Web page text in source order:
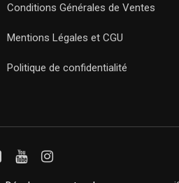
Conditions Générales de Ventes
Mentions Légales et CGU
Politique de confidentialité